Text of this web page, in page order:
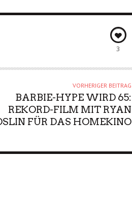
3
VORHERIGER BEITRAG
BARBIE-HYPE WIRD 65:
REKORD-FILM MIT RYAN
FÜR DAS HOMEKINO